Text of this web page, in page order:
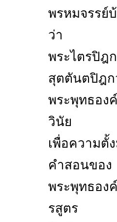
พรหมจรรย์
ว่า
พระไตรปิฎ
สุตตันตปิฎก
พระพุทธอง
วินัย
เพื่อความตั้
คำสอนของ
พระพุทธอง
รสูตร